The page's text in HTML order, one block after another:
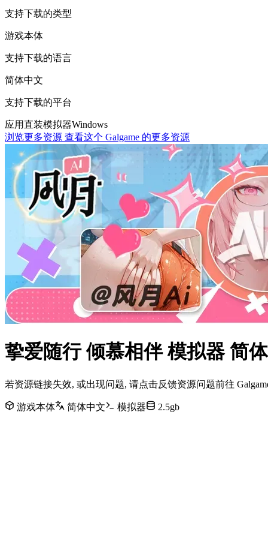
支持下载的类型
游戏本体
支持下载的语言
简体中文
支持下载的平台
应用直装模拟器Windows
浏览更多资源 查看这个 Galgame 的更多资源
挚爱随行 倾慕相伴 模拟器 简
若资源链接失效, 或出现问题, 请点击反馈资源问题前往
游戏本体 简体中文 模拟器 2.5gb